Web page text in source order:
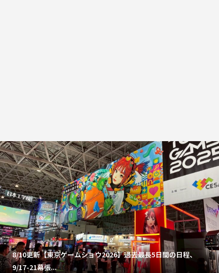
8/10更新【東京ゲームショウ2026】過去最長5日間の日程、
9/17-21幕張...